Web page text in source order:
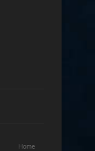
Home